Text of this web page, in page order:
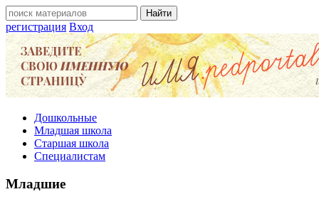
регистрация Вход
Дошкольные
Младшая школа
Старшая школа
Специалистам
Младшие